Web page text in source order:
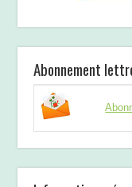
Abonnement